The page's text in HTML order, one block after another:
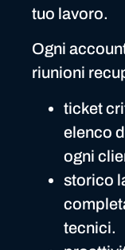
tuo lavoro.
Ogni
riunioni
ticket
elenco
ogni
storico
tecnici.